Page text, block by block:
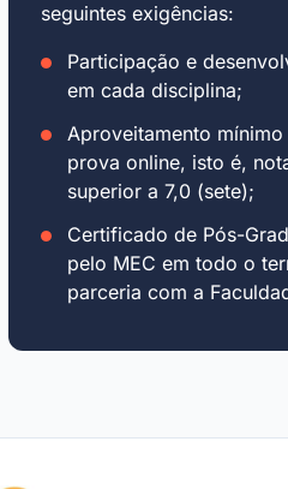
seguintes exigências:
Participação e
em cada disciplina;
Aproveitamento
prova online, isto é,
superior a 7,0 (sete);
Certificado de Pós-
pelo MEC em todo o
parceria com a